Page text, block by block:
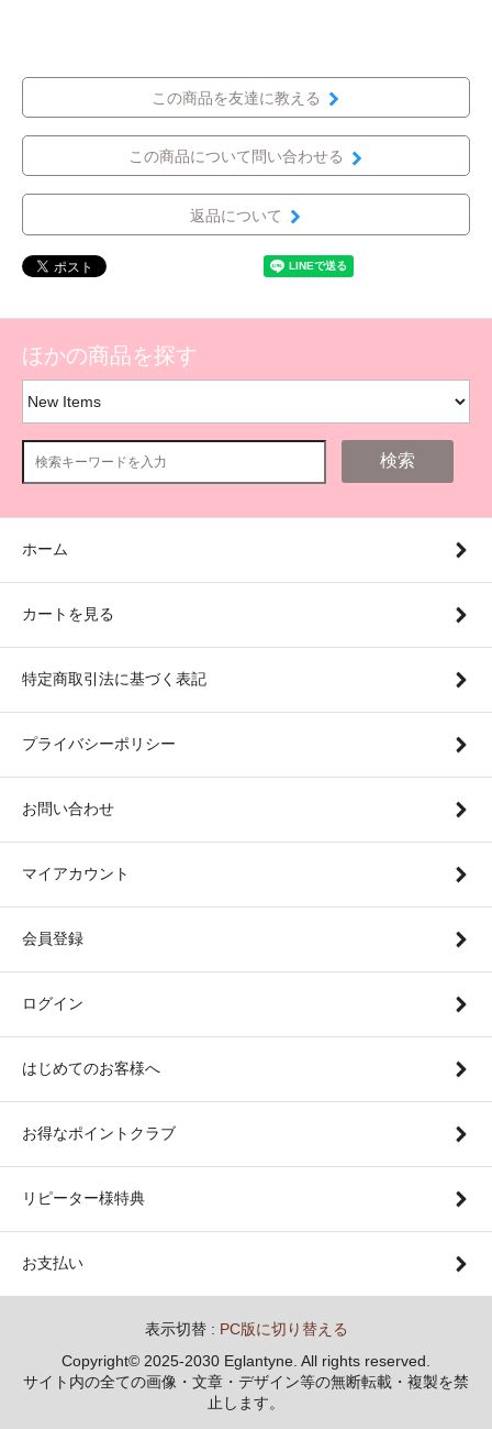
この商品を友達に教える
この商品について問い合わせる
返品について
ほかの商品を探す
検索
ホーム
カートを見る
特定商取引法に基づく表記
プライバシーポリシー
お問い合わせ
マイアカウント
会員登録
ログイン
はじめてのお客様へ
お得なポイントクラブ
リピーター様特典
お支払い
表示切替 : PC版に切り替える
Copyright© 2025-2030 Eglantyne. All rights reserved.
サイト内の全ての画像・文章・デザイン等の無断転載・複製を禁
止します。